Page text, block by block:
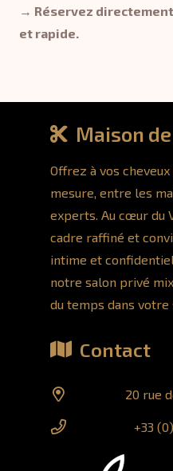
→ Réservez
et rapide.
Maison
Offrez à vos
mesure, entre les
experts. Au cœur du
cadre raffiné et
intime et
notre salon privé
du temps dans votre
Contact
20 rue
+33